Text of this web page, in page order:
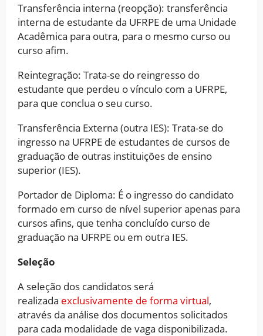
Transferência interna (reopção): transferência
interna de estudante da UFRPE de uma Unidade
Acadêmica para outra, para o mesmo curso ou
curso afim.
Reintegração: Trata-se do reingresso do
estudante que perdeu o vínculo com a UFRPE,
para que conclua o seu curso.
Transferência Externa (outra IES): Trata-se do
ingresso na UFRPE de estudantes de cursos de
graduação de outras instituições de ensino
superior (IES).
Portador de Diploma: É o ingresso do candidato
formado em curso de nível superior apenas para
cursos afins, que tenha concluído curso de
graduação na UFRPE ou em outra IES.
Seleção
A seleção dos candidatos será
realizada exclusivamente de forma virtual,
através da análise dos documentos solicitados
para cada modalidade de vaga disponibilizada.